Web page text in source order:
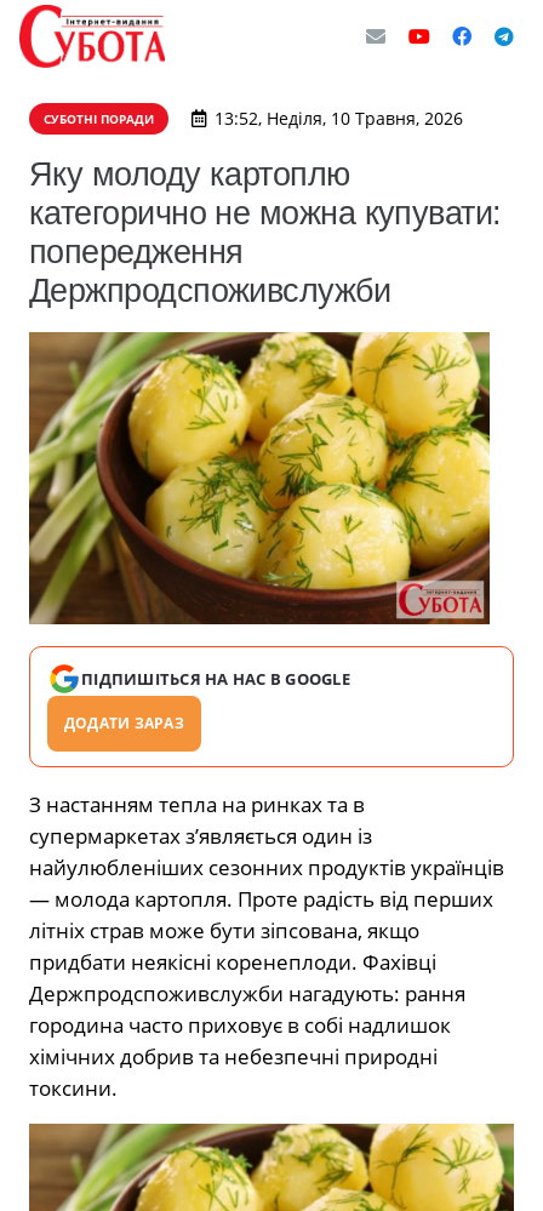
СУБОТНІ ПОРАДИ 13:52, Неділя, 10 Травня, 2026
Яку молоду картоплю
категорично не можна купувати:
попередження
Держпродспоживслужби
ПІДПИШІТЬСЯ НА НАС В GOOGLE
ДОДАТИ ЗАРАЗ
З настанням тепла на ринках та в
супермаркетах з’являється один із
найулюбленіших сезонних продуктів українців
— молода картопля. Проте радість від перших
літніх страв може бути зіпсована, якщо
придбати неякісні коренеплоди. Фахівці
Держпродспоживслужби нагадують: рання
городина часто приховує в собі надлишок
хімічних добрив та небезпечні природні
токсини.